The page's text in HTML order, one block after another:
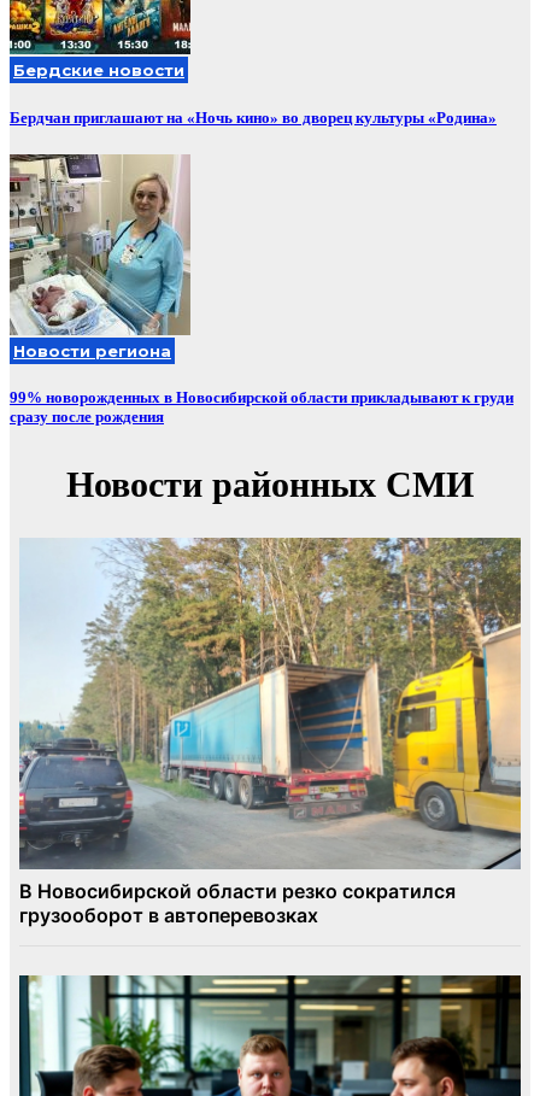
Бердские новости
Бердчан приглашают на «Ночь кино» во дворец культуры «Родина»
Новости региона
99% новорожденных в Новосибирской области прикладывают к груди
сразу после рождения